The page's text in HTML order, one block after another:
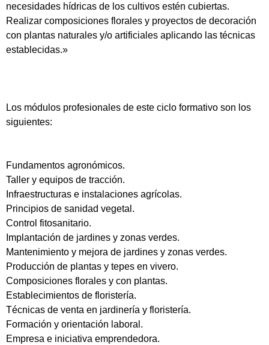
necesidades hídricas de los cultivos estén cubiertas.
Realizar composiciones florales y proyectos de decoración
con plantas naturales y/o artificiales aplicando las técnicas
establecidas.»
Los módulos profesionales de este ciclo formativo son los
siguientes:
Fundamentos agronómicos.
Taller y equipos de tracción.
Infraestructuras e instalaciones agrícolas.
Principios de sanidad vegetal.
Control fitosanitario.
Implantación de jardines y zonas verdes.
Mantenimiento y mejora de jardines y zonas verdes.
Producción de plantas y tepes en vivero.
Composiciones florales y con plantas.
Establecimientos de floristería.
Técnicas de venta en jardinería y floristería.
Formación y orientación laboral.
Empresa e iniciativa emprendedora.